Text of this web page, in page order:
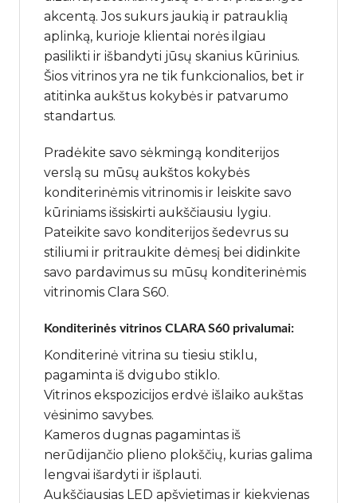
akcentą. Jos sukurs jaukią ir patrauklią
aplinką, kurioje klientai norės ilgiau
pasilikti ir išbandyti jūsų skanius kūrinius.
Šios vitrinos yra ne tik funkcionalios, bet ir
atitinka aukštus kokybės ir patvarumo
standartus.
Pradėkite savo sėkmingą konditerijos
verslą su mūsų aukštos kokybės
konditerinėmis vitrinomis ir leiskite savo
kūriniams išsiskirti aukščiausiu lygiu.
Pateikite savo konditerijos šedevrus su
stiliumi ir pritraukite dėmesį bei didinkite
savo pardavimus su mūsų konditerinėmis
vitrinomis Clara S60.
Konditerinės vitrinos CLARA S60 privalumai:
Konditerinė vitrina su tiesiu stiklu,
pagaminta iš dvigubo stiklo.
Vitrinos ekspozicijos erdvė išlaiko aukštas
vėsinimo savybes.
Kameros dugnas pagamintas iš
nerūdijančio plieno plokščių, kurias galima
lengvai išardyti ir išplauti.
Aukščiausias LED apšvietimas ir kiekvienas